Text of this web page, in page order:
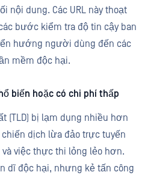
nội dung. Các URL này thoạt
bước kiểm tra độ tin cậy ban
hướng người dùng đến các
mềm độc hại.
biến hoặc có chi phí thấp
(TLD) bị lạm dụng nhiều hơn
dịch lừa đảo trực tuyến
việc thực thi lỏng lẻo hơn.
dĩ độc hại, nhưng kẻ tấn công